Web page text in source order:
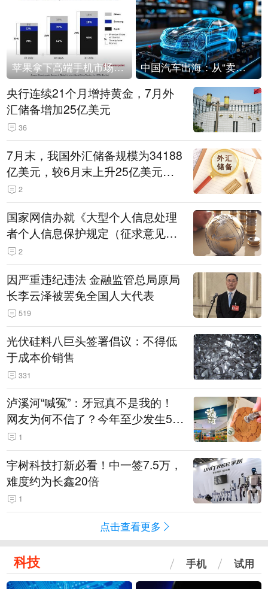
苹果拿下高端手机市场65%的份额：iPhone 17系列功不可没 中国汽车出海：从“卖出去”到“走进去”
央行连续21个月增持黄金，7月外
汇储备增加25亿美元
36
7月末，我国外汇储备规模为34188
亿美元，较6月末上升25亿美元，
升幅为0.07%
2
国家网信办就《大型个人信息处理
者个人信息保护规定（征求意见
稿）》公开征求意见
2
因严重违纪违法 金融监管总局原局
长李云泽被罢免全国人大代表
519
光伏硅料八巨头签署倡议：不得低
于成本价销售
331
泸溪河“喊冤”：牙冠真不是我的！
网友为何不信了？今年至少发生5
起“食品冤案”
1
宇树科技打新必看！中一签7.5万，
难度约为长鑫20倍
1
点击查看更多
科技 手机 试用